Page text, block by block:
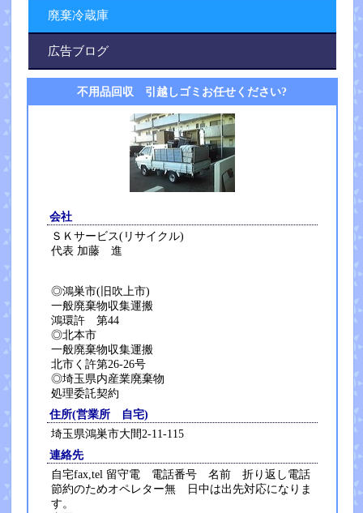
廃棄冷蔵庫
広告ブログ
不用品回収 引越しゴミお任せください?
会社
ＳＫサービス(リサイクル)
代表 加藤 進
◎鴻巣市(旧吹上市)
一般廃棄物収集運搬
鴻環許 第44
◎北本市
一般廃棄物収集運搬
北市く許第26-26号
◎埼玉県内産業廃棄物
処理委託契約
住所(営業所 自宅)
埼玉県鴻巣市大間2-11-115
連絡先
自宅fax,tel 留守電 電話番号 名前 折り返し電話
節約のためオペレター無 日中は出先対応になりま
す。